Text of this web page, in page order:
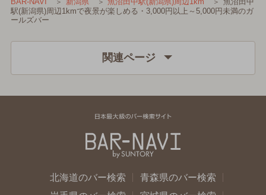
駅(新潟県)周辺1kmで夜景が楽しめる・3,000円以上～5,000円未満のガ
ールズバー
関連ページ
北海道のバー検索
青森県のバー検索